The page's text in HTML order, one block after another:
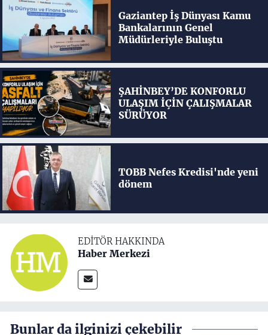
Gaziantep İş Dünyası Kamu
Bankalarının Genel
Müdürleriyle Buluştu
ŞAHİNBEY’DE KONFORLU
ULAŞIM İÇİN ÇALIŞMALAR
SÜRÜYOR
TOBB Nefes Kredisi'nde yeni
dönem
EDITÖR HAKKINDA
Haber Merkezi
Bunlar da ilginizi çekebilir